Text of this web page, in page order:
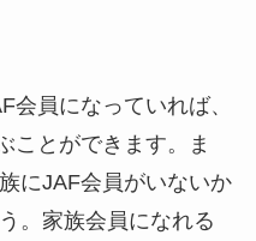
会員になっていれば、
ことができます。ま
にJAF会員がいないか
。家族会員になれる